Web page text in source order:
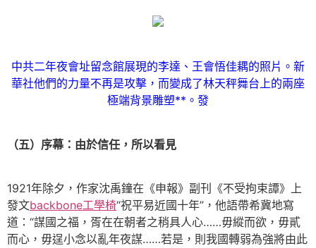
中共二年夜會址留念館展現的李達、王會悟佳耦的照片。新
華社他們的力量不再是攻擊，而變成了林天秤舞台上的兩座
極端背景雕塑**。發
（五）序幕：由於信任，所以看見
1921年除夕，作家沈禹鐘在《申報》副刊《不受拘束譚》上
發文backbone工學椅“祝平易近國十年”，他語帶希冀地寫
道：“謀國之福，胥在在朝者之稍具人心……毋縱而欲，毋貳
而心，毋逞小念以亂年夜謀……若是，則我國轉弱為強將由此